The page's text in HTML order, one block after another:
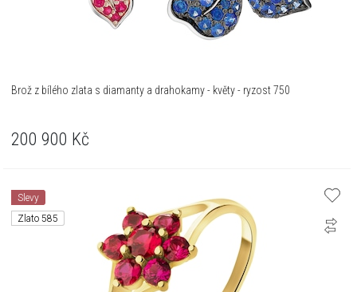
Brož z bílého zlata s diamanty a drahokamy - květy - ryzost 750
200 900 Kč
Slevy
Zlato 585